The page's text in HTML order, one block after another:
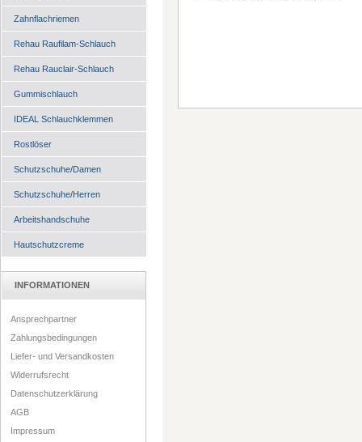
Zahnflachriemen
Rehau Raufilam-Schlauch
Rehau Rauclair-Schlauch
Gummischlauch
IDEAL Schlauchklemmen
Rostlöser
Schutzschuhe/Damen
Schutzschuhe/Herren
Arbeitshandschuhe
Hautschutzcreme
INFORMATIONEN
Ansprechpartner
Zahlungsbedingungen
Liefer- und Versandkosten
Widerrufsrecht
Datenschutzerklärung
AGB
Impressum